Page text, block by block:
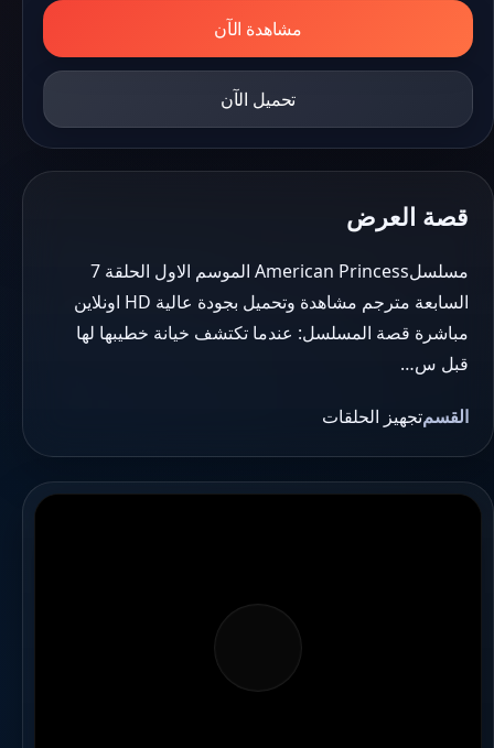
مشاهدة الآن
تحميل الآن
قصة العرض
مسلسلAmerican Princess الموسم الاول الحلقة 7
السابعة مترجم مشاهدة وتحميل بجودة عالية HD اونلاين
مباشرة قصة المسلسل: عندما تكتشف خيانة خطيبها لها
قبل س…
القسمتجهيز الحلقات